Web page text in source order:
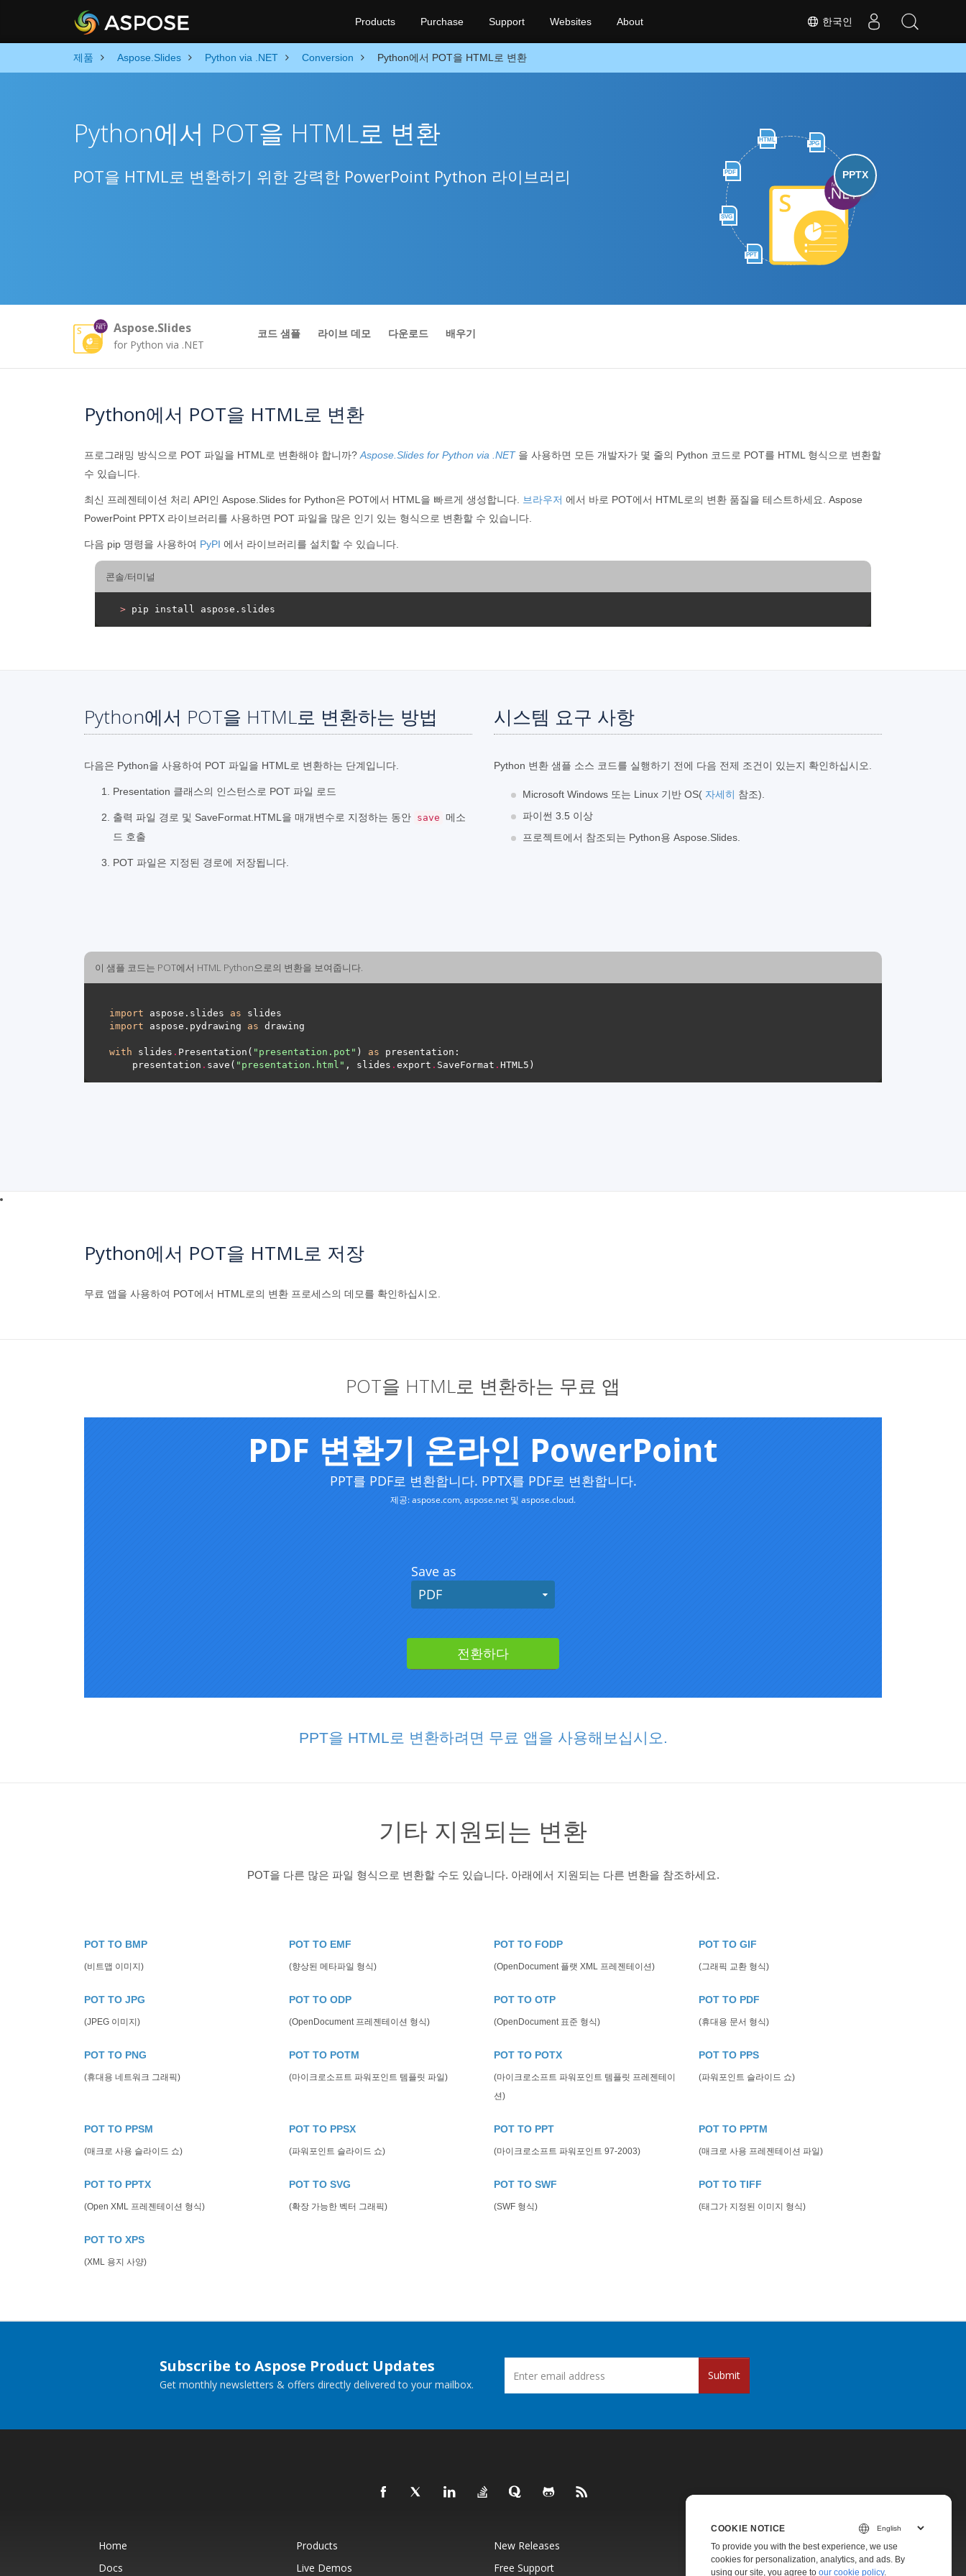
한국인
Products Purchase Support Websites About
제품 Aspose.Slides Python via .NET Conversion Python에서 POT을 HTML로 변환
HTML
JPG
PDF
SVG
PPT
PPTX
Python에서 POT을 HTML로 변환
POT을 HTML로 변환하기 위한 강력한 PowerPoint Python 라이브러리
Aspose.Slides
for Python via .NET
코드 샘플 라이브 데모 다운로드 배우기
Python에서 POT을 HTML로 변환
프로그래밍 방식으로 POT 파일을 HTML로 변환해야 합니까? Aspose.Slides for Python via .NET을 사용하면 모든 개발자가 몇 줄의 Python 코드로 POT를 HTML 형식으로 변환할
수 있습니다.
최신 프레젠테이션 처리 API인 Aspose.Slides for Python은 POT에서 HTML을 빠르게 생성합니다. 브라우저 에서 바로 POT에서 HTML로의 변환 품질을 테스트하세요. Aspose
PowerPoint PPTX 라이브러리를 사용하면 POT 파일을 많은 인기 있는 형식으로 변환할 수 있습니다.
다음 pip 명령을 사용하여 PyPI 에서 라이브러리를 설치할 수 있습니다.
콘솔/터미널
> pip install aspose.slides
Python에서 POT을 HTML로 변환하는 방법
다음은 Python을 사용하여 POT 파일을 HTML로 변환하는 단계입니다.
Presentation 클래스의 인스턴스로 POT 파일 로드
출력 파일 경로 및 SaveFormat.HTML을 매개변수로 지정하는 동안 save 메소
드 호출
POT 파일은 지정된 경로에 저장됩니다.
시스템 요구 사항
Python 변환 샘플 소스 코드를 실행하기 전에 다음 전제 조건이 있는지 확인하십시오.
Microsoft Windows 또는 Linux 기반 OS( 자세히 참조).
파이썬 3.5 이상
프로젝트에서 참조되는 Python용 Aspose.Slides.
이 샘플 코드는 POT에서 HTML Python으로의 변환을 보여줍니다.
import aspose.slides as
import aspose.pydrawing as
with slides . Presentation( "presentation.pot" ) as
    presentation
. save( "presentation.html" , slides . export . SaveFormat .
Python에서 POT을 HTML로 저장
무료 앱을 사용하여 POT에서 HTML로의 변환 프로세스의 데모를 확인하십시오.
POT을 HTML로 변환하는 무료 앱
PPT을 HTML로 변환하려면 무료 앱을 사용해보십시오.
기타 지원되는 변환
POT을 다른 많은 파일 형식으로 변환할 수도 있습니다. 아래에서 지원되는 다른 변환을 참조하세요.
POT TO BMP
(비트맵 이미지)
POT TO EMF
(향상된 메타파일 형식)
POT TO FODP
(OpenDocument 플랫 XML 프레젠테이션)
POT TO GIF
(그래픽 교환 형식)
POT TO JPG
(JPEG 이미지)
POT TO ODP
(OpenDocument 프레젠테이션 형식)
POT TO OTP
(OpenDocument 표준 형식)
POT TO PDF
(휴대용 문서 형식)
POT TO PNG
(휴대용 네트워크 그래픽)
POT TO POTM
(마이크로소프트 파워포인트 템플릿 파일)
POT TO POTX
(마이크로소프트 파워포인트 템플릿 프레젠테이
션)
POT TO PPS
(파워포인트 슬라이드 쇼)
POT TO PPSM
(매크로 사용 슬라이드 쇼)
POT TO PPSX
(파워포인트 슬라이드 쇼)
POT TO PPT
(마이크로소프트 파워포인트 97-2003)
POT TO PPTM
(매크로 사용 프레젠테이션 파일)
POT TO PPTX
(Open XML 프레젠테이션 형식)
POT TO SVG
(확장 가능한 벡터 그래픽)
POT TO SWF
(SWF 형식)
POT TO TIFF
(태그가 지정된 이미지 형식)
POT TO XPS
(XML 용지 사양)
Subscribe to Aspose Product Updates
Get monthly newsletters & offers directly delivered to your mailbox.
Submit
Home Products New Releases
Pricing
Docs
Live Demos Free Support Paid Support
COOKIE NOTICE
To provide you with the best experience, we use
cookies for personalization, analytics, and ads. By
using our site, you agree to our cookie policy.